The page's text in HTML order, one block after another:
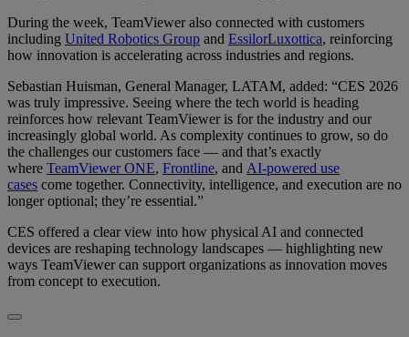
During the week, TeamViewer also connected with customers
including United Robotics Group and EssilorLuxottica, reinforcing
how innovation is accelerating across industries and regions.
Sebastian Huisman, General Manager, LATAM, added: “CES 2026
was truly impressive. Seeing where the tech world is heading
reinforces how relevant TeamViewer is for the industry and our
increasingly global world. As complexity continues to grow, so do
the challenges our customers face — and that’s exactly
where TeamViewer ONE, Frontline, and AI-powered use
cases come together. Connectivity, intelligence, and execution are no
longer optional; they’re essential.”
CES offered a clear view into how physical AI and connected
devices are reshaping technology landscapes — highlighting new
ways TeamViewer can support organizations as innovation moves
from concept to execution.